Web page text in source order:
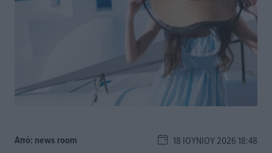
Από: news room 18 ΙΟΥΝΊΟΥ 2026 18:48